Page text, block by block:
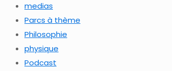
medias
Parcs à thème
Philosophie
physique
Podcast